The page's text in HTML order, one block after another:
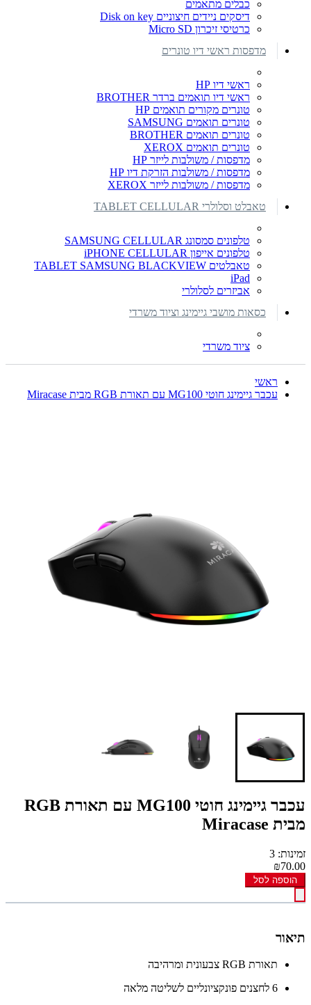
כבלים מתאמים
דיסקים ניידים חיצוניים Disk on key
כרטיסי זיכרון Micro SD
מדפסות ראשי דיו טונרים
ראשי דיו HP
ראשי דיו תואמים ברדר BROTHER
טונרים מקורים תואמים HP
טונרים תואמים SAMSUNG
טונרים תואמים BROTHER
טונרים תואמים XEROX
מדפסות / משולבות לייזר HP
מדפסות / משולבות הזרקת דיו HP
מדפסות / משולבות לייזר XEROX
טאבלט וסלולרי TABLET CELLULAR
טלפונים סמסונג SAMSUNG CELLULAR
טלפונים אייפון iPHONE CELLULAR
טאבלטים TABLET SAMSUNG BLACKVIEW
iPad
אביזרים לסלולרי
כסאות מושבי גיימינג וציוד משרדי
ציוד משרדי
ראשי
עכבר גיימינג חוטי MG100 עם תאורת RGB מבית Miracase
עכבר גיימינג חוטי MG100 עם תאורת RGB
מבית Miracase
זמינות: 3
₪70.00
הוספה לסל
תיאור
תאורת ‎RGB‎ צבעונית ומרהיבה
‎6‎ לחצנים פונקציונליים לשליטה מלאה